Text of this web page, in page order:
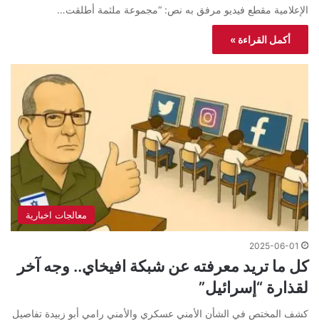
الإعلامية مقطع فيديو مرفق به نص: “مجموعة ملثمة أطلقت…
أكمل القراءة »
معالجات اخبارية
2025-06-01
كل ما تريد معرفته عن شبكة افيخاي.. وجه آخر
لقذارة “إسرائيل”
كشف المختص في الشأن الأمني عسكري والأمني رامي أبو زبيدة تفاصيل